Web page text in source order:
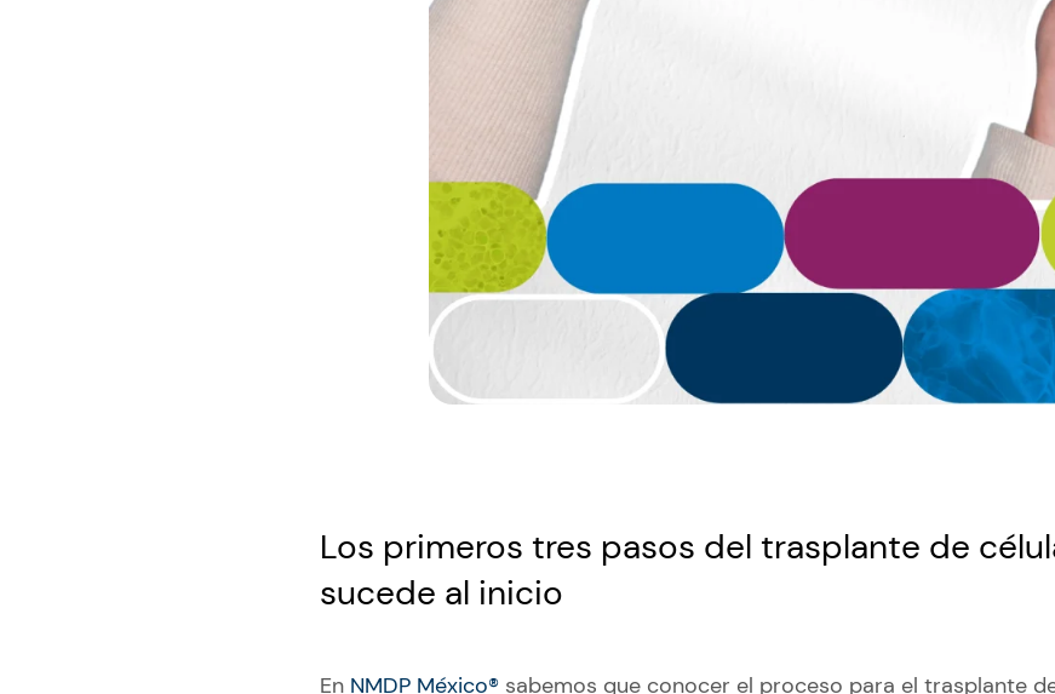
Los primeros tres pasos del trasplante de
sucede al inicio
En NMDP México® sabemos que conocer el proceso para el trasplante